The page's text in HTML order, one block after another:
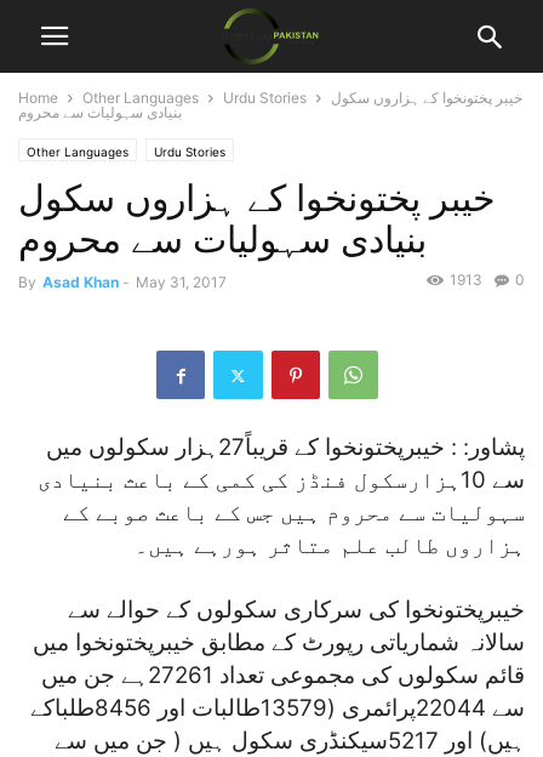
Home Other Languages Urdu Stories
خیبر پختونخوا کے ہزاروں سکول
بنیادی سہولیات سے محروم
Other Languages Urdu Stories
خیبر پختونخوا کے ہزاروں سکول
بنیادی سہولیات سے محروم
By Asad Khan - May 31, 2017 0
1913
پشاور: : خیبرپختونخوا کے قریباً27ہزار سکولوں میں
سے 10ہزارسکول فنڈز کی کمی کے باعث بنیادی
سہولیات سے محروم ہیں جس کے باعث صوبے کے
ہزاروں طالب علم متاثر ہورہے ہیں۔
خیبرپختونخوا کی سرکاری سکولوں کے حوالے سے
سالانہ شماریاتی رپورٹ کے مطابق خیبرپختونخوا میں
قائم سکولوں کی مجموعی تعداد 27261ہے جن میں
سے 22044پرائمری (13579طالبات اور 8456طلباکے
ہیں) اور 5217سیکنڈری سکول ہیں ( جن میں سے